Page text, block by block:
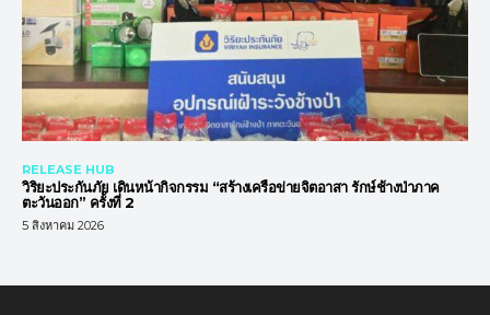
RELEASE HUB
วิริยะประกันภัย เดินหน้ากิจกรรม “สร้างเครือข่ายจิตอาสา รักษ์ช้างป่าภาค
ตะวันออก” ครั้งที่ 2
5 สิงหาคม 2026